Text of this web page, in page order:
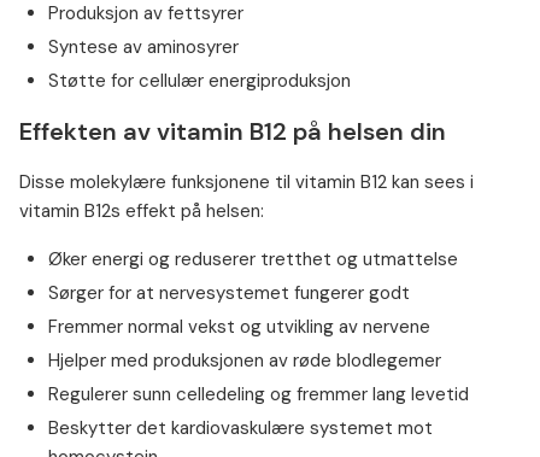
Produksjon av fettsyrer
Syntese av aminosyrer
Støtte for cellulær energiproduksjon
Effekten av vitamin B12 på helsen din
Disse molekylære funksjonene til vitamin B12 kan sees i
vitamin B12s effekt på helsen:
Øker energi og reduserer tretthet og utmattelse
Sørger for at nervesystemet fungerer godt
Fremmer normal vekst og utvikling av nervene
Hjelper med produksjonen av røde blodlegemer
Regulerer sunn celledeling og fremmer lang levetid
Beskytter det kardiovaskulære systemet mot